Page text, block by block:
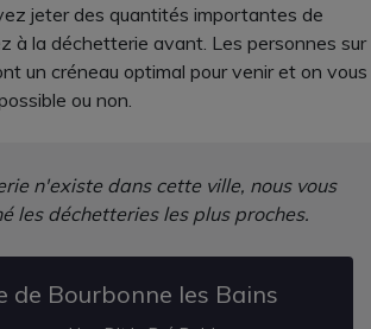
jeter des quantités importantes de
à la déchetterie avant. Les personnes sur
un créneau optimal pour venir et on vous
ou non.
n'existe dans cette ville, nous vous
les déchetteries les plus proches.
de Bourbonne les Bains